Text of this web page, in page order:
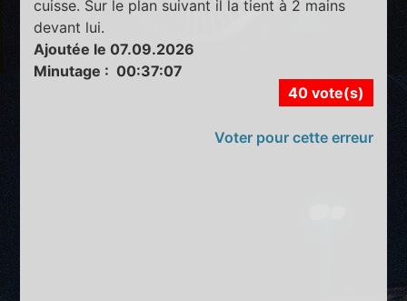
cuisse. Sur le plan suivant il la tient à 2 mains
devant lui.
Ajoutée le 07.09.2026
Minutage : 00:37:07
40 vote(s)
Voter pour cette erreur